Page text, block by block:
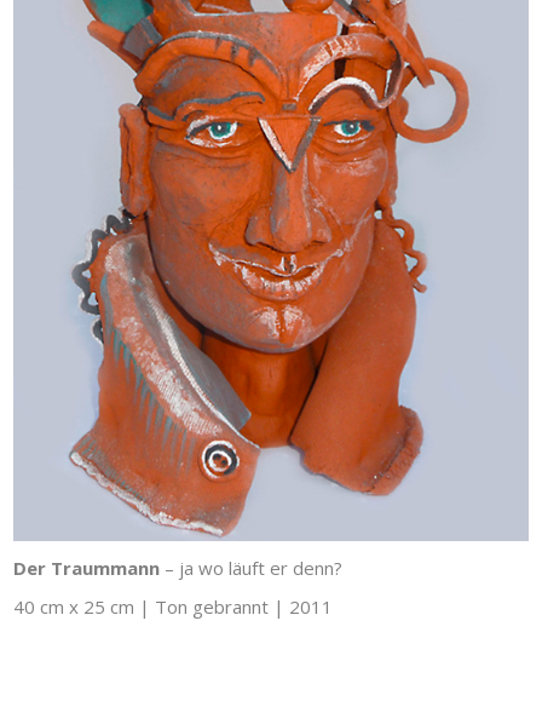
Der Traummann – ja wo läuft er denn?
40 cm x 25 cm | Ton gebrannt | 2011